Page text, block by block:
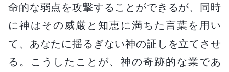
命的な弱点を攻撃することができるが、同時
に神はその威厳と知恵に満ちた言葉を用い
て、あなたに揺るぎない神の証しを立てさせ
る。こうしたことが、神の奇跡的な業であ